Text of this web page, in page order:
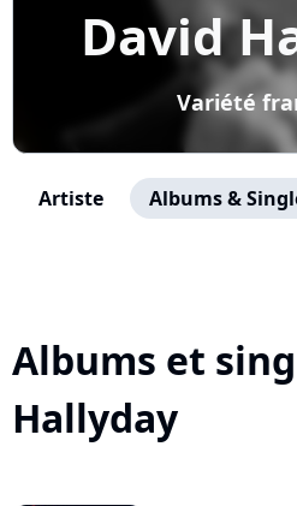
David
Variété
Artiste Albums &
Albums et
Hallyday